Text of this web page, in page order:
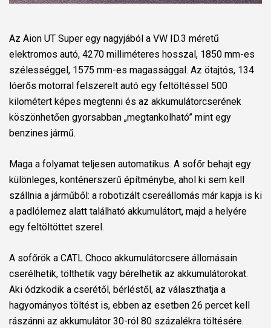
Az Aion UT Super egy nagyjából a VW ID.3 méretű
elektromos autó, 4270 milliméteres hosszal, 1850 mm-es
szélességgel, 1575 mm-es magassággal. Az ötajtós, 134
lóerős motorral felszerelt autó egy feltöltéssel 500
kilométert képes megtenni és az akkumulátorcserének
köszönhetően gyorsabban „megtankolható” mint egy
benzines jármű.
Maga a folyamat teljesen automatikus. A sofőr behajt egy
különleges, konténerszerű építménybe, ahol ki sem kell
szállnia a járműből: a robotizált csereállomás már kapja is ki
a padlólemez alatt található akkumulátort, majd a helyére
egy feltöltöttet szerel.
A sofőrök a CATL Choco akkumulátorcsere állomásain
cserélhetik, tölthetik vagy bérelhetik az akkumulátorokat.
Aki ódzkodik a cserétől, bérléstől, az választhatja a
hagyományos töltést is, ebben az esetben 26 percet kell
rászánni az akkumulátor 30-ról 80 százalékra töltésére.